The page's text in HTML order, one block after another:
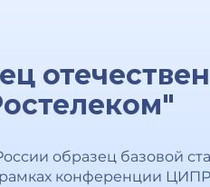
образец базовой
конференции